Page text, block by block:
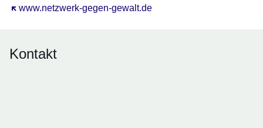
www.netzwerk-gegen-gewalt.de
Öffnet sich in einem neuen Fenster
Kontakt